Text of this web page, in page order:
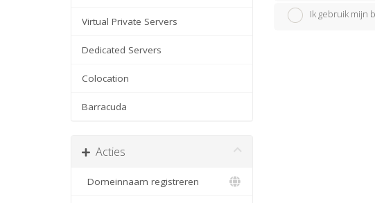
Virtual Private Servers
Dedicated Servers
Colocation
Barracuda
Acties
Domeinnaam registreren
Ik gebruik mijn